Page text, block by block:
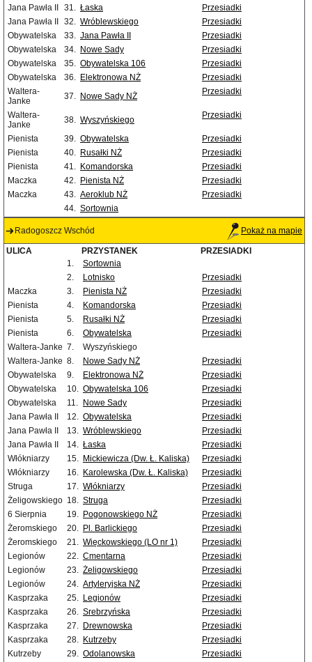
Jana Pawła II
31. Łaska
Przesiadki
Jana Pawła II
32. Wróblewskiego
Przesiadki
Obywatelska
33. Jana Pawła II
Przesiadki
Obywatelska
34. Nowe Sady
Przesiadki
Obywatelska
35. Obywatelska 106
Przesiadki
Obywatelska
36. Elektronowa NŻ
Przesiadki
Waltera-
Janke
37. Nowe Sady NŻ Przesiadki
Waltera-
Janke
38. Wyszyńskiego Przesiadki
Pienista 39. Obywatelska
Przesiadki
Pienista
40. Rusałki NŻ
Przesiadki
Pienista
41. Komandorska
Przesiadki
Maczka
42. Pienista NŻ
Przesiadki
Maczka
43. Aeroklub NŻ
Przesiadki
44. Sortownia
Radogoszcz Wschód Pokaż na mapie
ULICA PRZYSTANEK
PRZESIADKI
1.
Sortownia
2.
Lotnisko
Przesiadki
Maczka
3. Pienista NŻ
Przesiadki
Pienista
4. Komandorska
Przesiadki
Pienista
5. Rusałki NŻ
Przesiadki
Pienista
6. Obywatelska
Przesiadki
Waltera-Janke 7.
Wyszyńskiego
Waltera-Janke 8. Nowe Sady NŻ
Przesiadki
Obywatelska
9. Elektronowa NŻ
Przesiadki
Obywatelska
10. Obywatelska 106
Przesiadki
Obywatelska
11. Nowe Sady
Przesiadki
Jana Pawła II
12. Obywatelska
Przesiadki
Jana Pawła II
13. Wróblewskiego
Przesiadki
Jana Pawła II
14. Łaska
Przesiadki
Włókniarzy
15. Mickiewicza (Dw. Ł. Kaliska)
Przesiadki
Włókniarzy
16. Karolewska (Dw. Ł. Kaliska)
Przesiadki
Struga
17. Włókniarzy
Przesiadki
Żeligowskiego 18. Struga
Przesiadki
6 Sierpnia
19. Pogonowskiego NŻ
Przesiadki
Żeromskiego
20. Pl. Barlickiego
Przesiadki
Żeromskiego
21. Więckowskiego (LO nr 1)
Przesiadki
Legionów
22. Cmentarna
Przesiadki
Legionów
23. Żeligowskiego
Przesiadki
Legionów
24. Artyleryjska NŻ
Przesiadki
Kasprzaka
25. Legionów
Przesiadki
Kasprzaka
26. Srebrzyńska
Przesiadki
Kasprzaka
27. Drewnowska
Przesiadki
Kasprzaka
28. Kutrzeby
Przesiadki
Kutrzeby
29. Odolanowska Przesiadki